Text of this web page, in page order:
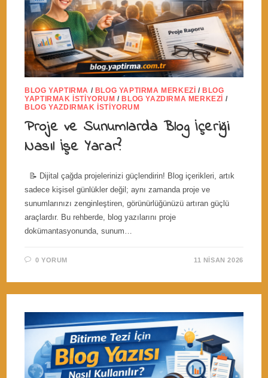
BLOG YAPTIRMA / BLOG YAPTIRMA MERKEZI / BLOG
YAPTIRMAK İSTIYORUM / BLOG YAZDIRMA MERKEZI /
BLOG YAZDIRMAK İSTIYORUM
Proje ve Sunumlarda Blog İçeriği
Nasıl İşe Yarar?
📝 Dijital çağda projelerinizi güçlendirin! Blog içerikleri, artık
sadece kişisel günlükler değil; aynı zamanda proje ve
sunumlarınızı zenginleştiren, görünürlüğünüzü artıran güçlü
araçlardır. Bu rehberde, blog yazılarını proje
dokümantasyonunda, sunum…
0 YORUM 11 NISAN 2026